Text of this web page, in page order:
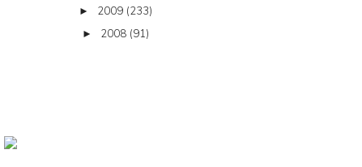
► 2009 (233)
► 2008 (91)